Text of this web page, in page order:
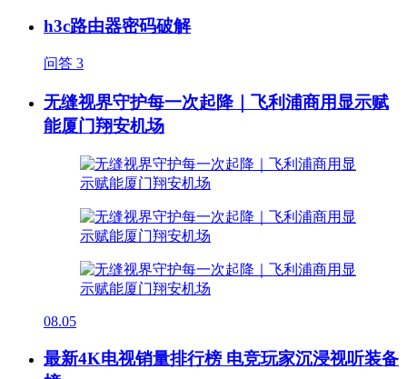
h3c路由器密码破解
问答 3
无缝视界守护每一次起降｜飞利浦商用显示赋
能厦门翔安机场
08.05
最新4K电视销量排行榜 电竞玩家沉浸视听装备